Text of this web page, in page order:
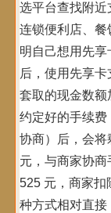
选平台查找附
连锁便利店、餐
明自己想用先
后，使用先享
套取的现金数
约定好的手续费
协商）后，会
元，与商家协
525 元，商家扣
种方式相对直接